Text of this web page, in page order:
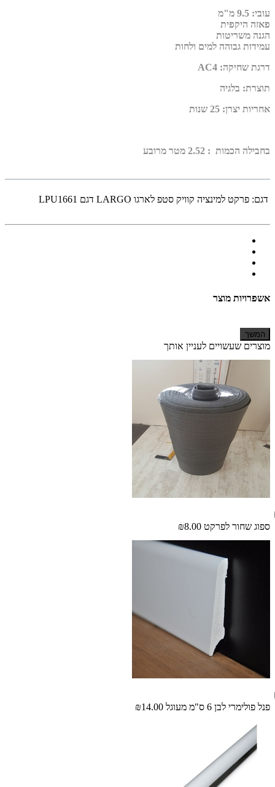
עובי: 9.5 מ"מ
פאזה היקפית
הגנה משריטות
עמידות גבוהה למים ולחות
דרגת שחיקה:
AC4
תוצרת: בלגיה
אחריות יצרן: 25 שנות
בחבילה הכמות : 2.52 מטר מרובע
דגם: פרקט למינציה קוויק סטפ לארגו LARGO דגם LPU1661
אשפרויות מוצר
המשך
מוצרים שעשויים לעניין אותך
ספוג שחור לפרקט ₪8.00
פנל פולימרי לבן 6 ס"מ מעוגל ₪14.00